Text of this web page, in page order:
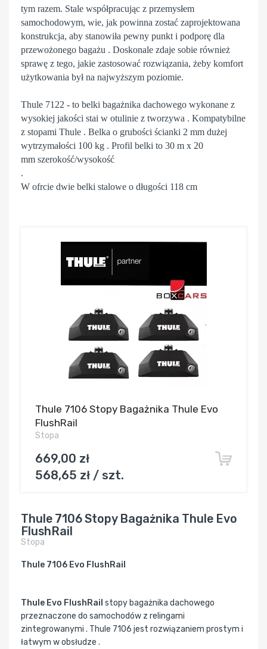
tym razem. Stale współpracując z przemysłem
samochodowym, wie, jak powinna zostać zaprojektowana
konstrukcja, aby stanowiła pewny punkt i podporę dla
przewożonego bagażu . Doskonale zdaje sobie również
sprawę z tego, jakie zastosować rozwiązania, żeby komfort
użytkowania był na najwyższym poziomie.
Thule 7122 - to belki bagażnika dachowego wykonane z
wysokiej jakości stai w otulinie z tworzywa . Kompatybilne
z stopami Thule . Belka o grubości ścianki 2 mm dużej
wytrzymałości 100 kg . Profil belki to 30 m x 20
mm szerokość/wysokość
.
W ofrcie dwie belki stalowe o długości 118 cm
Thule 7106 Stopy Bagażnika Thule Evo
FlushRail
Stopa
669,00 zł
568,65 zł / szt.
Thule 7106 Stopy Bagażnika Thule Evo
FlushRail
Stopa
Thule 7106 Evo FlushRail
Thule Evo FlushRail stopy bagażnika dachowego
przeznaczone do samochodów z relingami
zintegrowanymi . Thule 7106 jest rozwiązaniem prostym i
łatwym w obsłudze .